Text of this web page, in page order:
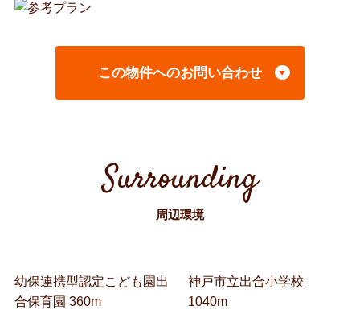
この物件へのお問い合わせ
Surrounding
周辺環境
幼保連携型認定こども園出
合保育園 360m
神戸市立出合小学校
1040m